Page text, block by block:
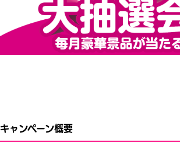
キャンペーン概要